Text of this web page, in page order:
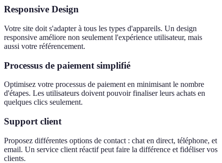
Responsive Design
Votre site doit s'adapter à tous les types d'appareils. Un design
responsive améliore non seulement l'expérience utilisateur, mais
aussi votre référencement.
Processus de paiement simplifié
Optimisez votre processus de paiement en minimisant le nombre
d'étapes. Les utilisateurs doivent pouvoir finaliser leurs achats en
quelques clics seulement.
Support client
Proposez différentes options de contact : chat en direct, téléphone, et
email. Un service client réactif peut faire la différence et fidéliser vos
clients.